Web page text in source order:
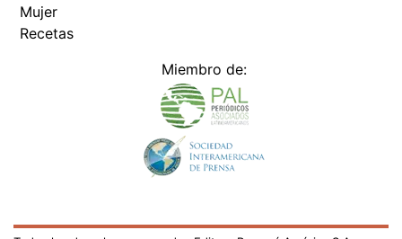
Mujer
Recetas
Miembro de: